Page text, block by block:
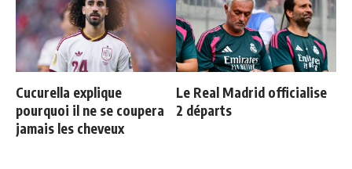
Cucurella explique
pourquoi il ne se coupera
jamais les cheveux
Le Real Madrid officialise
2 départs